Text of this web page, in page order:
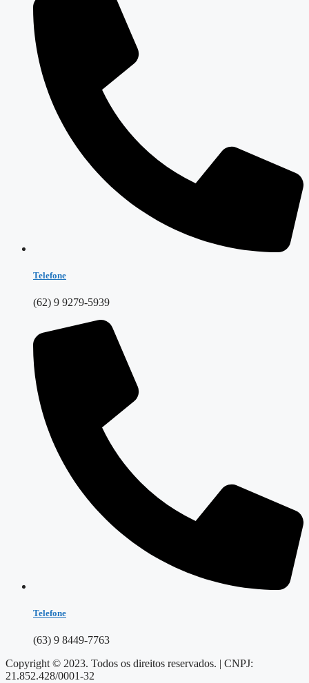
Telefone
(62) 9 9279-5939
Telefone
(63) 9 8449-7763
Copyright © 2023. Todos os direitos reservados. | CNPJ:
21.852.428/0001-32